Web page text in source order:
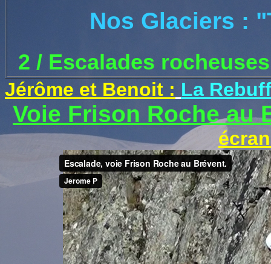
Nos Glaciers :
2 / Escalades
Jérôme et Benoit : La Rebuff
Voie Frison Roche au